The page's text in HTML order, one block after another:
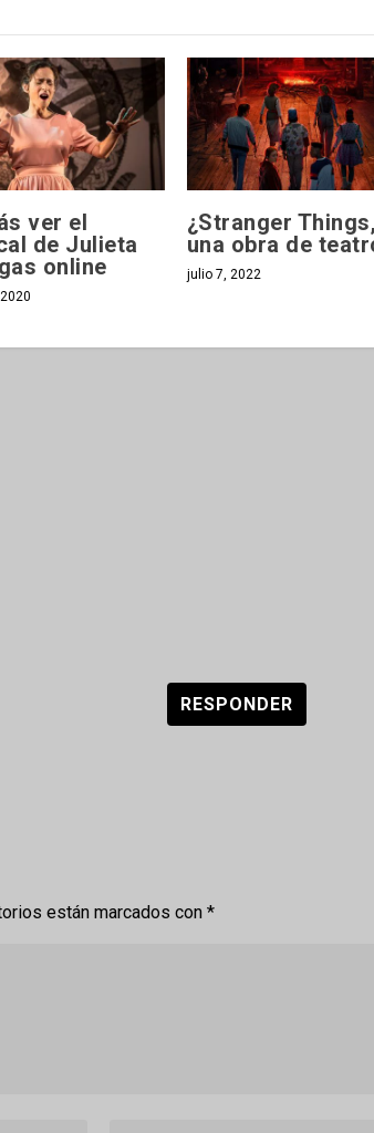
ver el
de Julieta
online
¿Stranger Things,
una obra de
julio 7, 2022
RESPONDER
están marcados con*